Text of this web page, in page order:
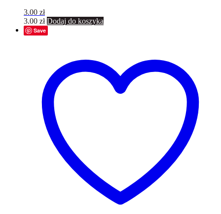
3.00 zł
3.00 zł Dodaj do koszyka
Save